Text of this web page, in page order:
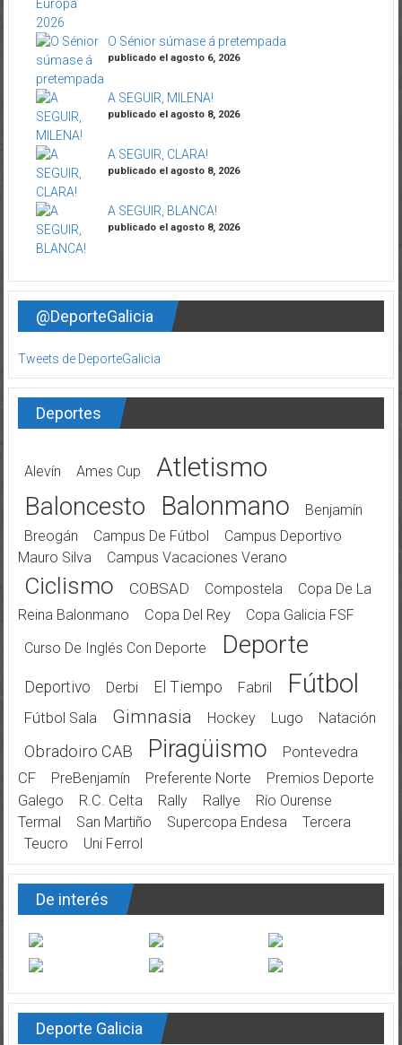
O Sénior súmase á pretempada
publicado el agosto 6, 2026
A SEGUIR, MILENA!
publicado el agosto 8, 2026
A SEGUIR, CLARA!
publicado el agosto 8, 2026
A SEGUIR, BLANCA!
publicado el agosto 8, 2026
@DeporteGalicia
Tweets de DeporteGalicia
Deportes
Alevín Ames Cup Atletismo
Baloncesto Balonmano
Benjamín
Breogán
Campus De Fútbol
Campus Deportivo
Mauro Silva
Campus Vacaciones Verano
Ciclismo COBSAD Compostela
Copa De La
Reina Balonmano
Copa Del Rey
Copa Galicia FSF
Curso De Inglés Con Deporte
Deporte
Deportivo Derbi El Tiempo Fabril Fútbol
Fútbol Sala Gimnasia Hockey Lugo Natación
Obradoiro CAB Piragüismo
Pontevedra
CF
PreBenjamín Preferente Norte
Premios Deporte
Galego
R.C. Celta Rally Rallye
Río Ourense
Termal
San Martiño Supercopa Endesa
Tercera
Teucro
Uni Ferrol
De interés
Deporte Galicia